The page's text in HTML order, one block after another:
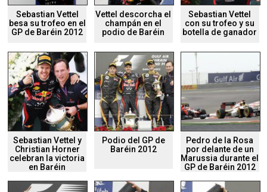
Sebastian Vettel
besa su trofeo en el
GP de Baréin 2012
Vettel descorcha el
champán en el
podio de Baréin
Sebastian Vettel
con su trofeo y su
botella de ganador
Sebastian Vettel y
Christian Horner
celebran la victoria
en Baréin
Podio del GP de
Baréin 2012
Pedro de la Rosa
por delante de un
Marussia durante el
GP de Baréin 2012